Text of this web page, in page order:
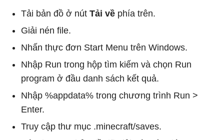
Tải bản đồ ở nút Tải về phía trên.
Giải nén file.
Nhấn thực đơn Start Menu trên Windows.
Nhập Run trong hộp tìm kiếm và chọn Run
program ở đầu danh sách kết quả.
Nhập %appdata% trong chương trình Run >
Enter.
Truy cập thư mục .minecraft/saves.